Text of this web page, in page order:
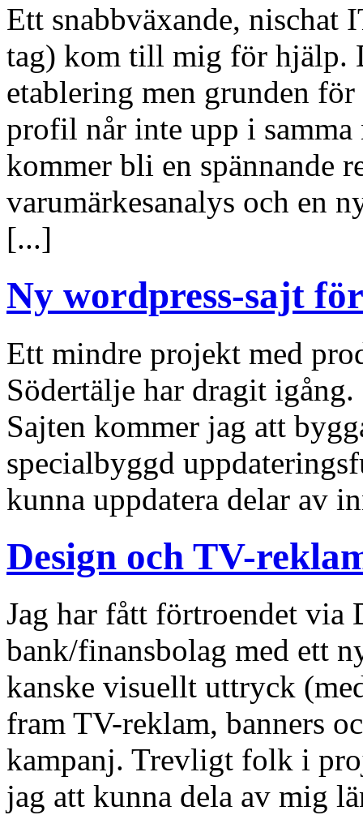
Ett snabbväxande, nischat
tag) kom till mig för hjälp.
etablering men grunden
profil når inte upp i samma
kommer bli en spännande
varumärkesanalys och en
[...]
Ny wordpress-sajt
Ett mindre projekt med
Södertälje har dragit
Sajten kommer jag att
specialbyggd
kunna uppdatera delar av
Design och TV-
Jag har fått förtroendet via
bank/finansbolag med ett
kanske visuellt uttryck
fram TV-reklam, banners
kampanj. Trevligt folk i
jag att kunna dela av mig